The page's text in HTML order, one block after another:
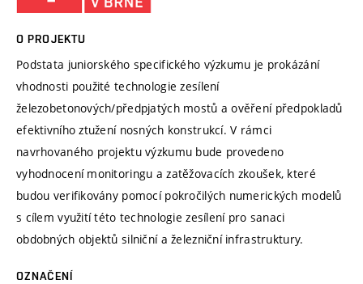
O PROJEKTU
Podstata juniorského specifického výzkumu je prokázání
vhodnosti použité technologie zesílení
železobetonových/předpjatých mostů a ověření předpokladů
efektivního ztužení nosných konstrukcí. V rámci
navrhovaného projektu výzkumu bude provedeno
vyhodnocení monitoringu a zatěžovacích zkoušek, které
budou verifikovány pomocí pokročilých numerických modelů
s cílem využití této technologie zesílení pro sanaci
obdobných objektů silniční a železniční infrastruktury.
OZNAČENÍ